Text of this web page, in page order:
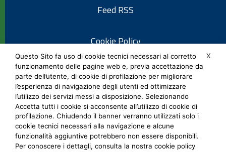
Feed RSS
Cookie Policy
Informativa privacy
Note legali
Social Media Policy
X
Questo Sito fa uso di cookie tecnici necessari al corretto
funzionamento delle pagine web e, previa accettazione da
parte dell’utente, di cookie di profilazione per migliorare
l’esperienza di navigazione degli utenti ed ottimizzare
l’utilizzo dei servizi messi a disposizione. Selezionando
Accetta tutti i cookie si acconsente all’utilizzo di cookie di
profilazione. Chiudendo il banner verranno utilizzati solo i
cookie tecnici necessari alla navigazione e alcune
funzionalità aggiuntive potrebbero non essere disponibili.
Per conoscere i dettagli, consulta la nostra cookie policy